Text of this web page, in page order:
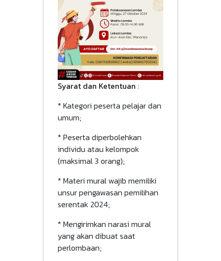
Syarat dan Ketentuan :
* Kategori peserta pelajar dan
umum;
* Peserta diperbolehkan
individu atau kelompok
(maksimal 3 orang);
* Materi mural wajib memiliki
unsur pengawasan pemilihan
serentak 2024;
* Mengirimkan narasi mural
yang akan dibuat saat
perlombaan;